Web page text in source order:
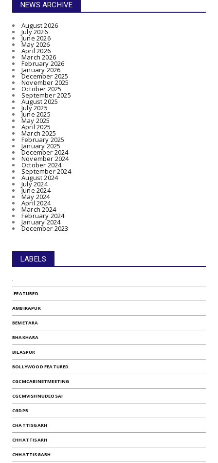
NEWS ARCHIVE
August 2026
July 2026
June 2026
May 2026
April 2026
March 2026
February 2026
January 2026
December 2025
November 2025
October 2025
September 2025
August 2025
July 2025
June 2025
May 2025
April 2025
March 2025
February 2025
January 2025
December 2024
November 2024
October 2024
September 2024
August 2024
July 2024
June 2024
May 2024
April 2024
March 2024
February 2024
January 2024
December 2023
LABELS
.FEATURED
AMBIKAPUR
BEMETARA
BHAKHARA
BILASPUR
BOLLYWOOD FEATURED
CGCMCABINETMEETING
CGCMVISHNUDEOSAI
CGDPR
CHATTISGARH
CHHATTISARH
CHHATTISGARH